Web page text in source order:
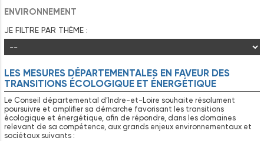
ENVIRONNEMENT
JE FILTRE PAR THÈME :
LES MESURES DÉPARTEMENTALES EN FAVEUR DES
TRANSITIONS ÉCOLOGIQUE ET ÉNERGÉTIQUE
Le Conseil départemental d’Indre-et-Loire souhaite résolument
poursuivre et amplifier sa démarche favorisant les transitions
écologique et énergétique, afin de répondre, dans les domaines
relevant de sa compétence, aux grands enjeux environnementaux et
sociétaux suivants :